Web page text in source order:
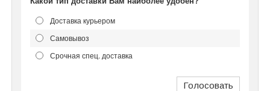
Доставка курьером
Самовывоз
Срочная спец. доставка
Голосовать